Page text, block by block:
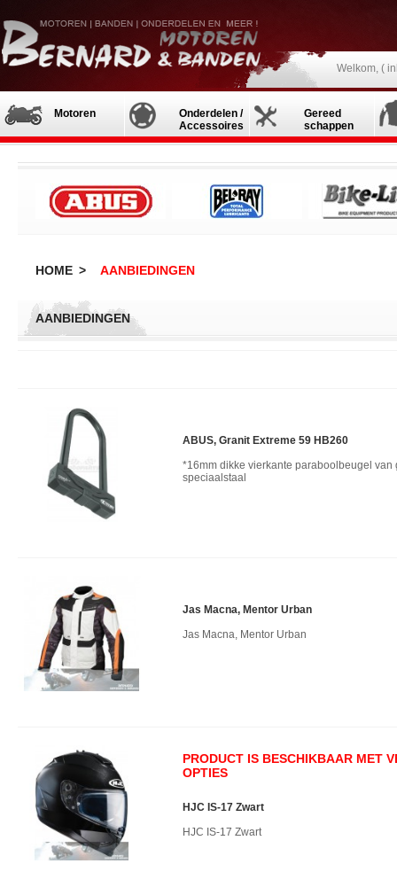
Welkom, (
Motoren
Onderdelen /
Accessoires
Gereed
schappen
HOME > AANBIEDINGEN
AANBIEDINGEN
ABUS, Granit Extreme 59 HB260
*16mm dikke vierkante paraboolbeugel van
speciaalstaal
Jas Macna, Mentor Urban
Jas Macna, Mentor Urban
PRODUCT IS BESCHIKBAAR MET
OPTIES
HJC IS-17 Zwart
HJC IS-17 Zwart